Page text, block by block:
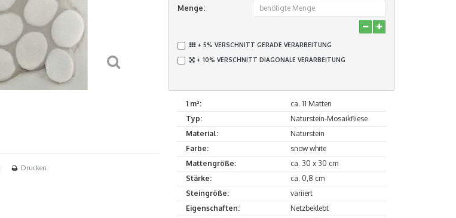
Drucken
Menge:
+ 5% VERSCHNITT GERADE VERARBEITUNG
+ 10% VERSCHNITT DIAGONALE VERARBEITUNG
1 m²:
ca. 11 Matten
Typ:
Naturstein-Mosaikfliese
Material:
Naturstein
Farbe:
snow white
Mattengröße:
ca. 30 x 30 cm
Stärke:
ca. 0,8 cm
Steingröße:
variiert
Eigenschaften:
Netzbeklebt